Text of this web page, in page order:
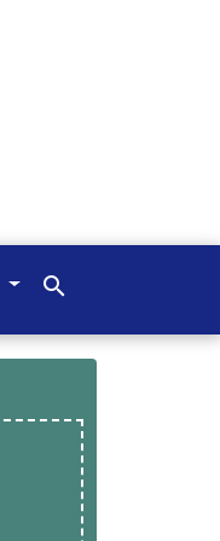
search